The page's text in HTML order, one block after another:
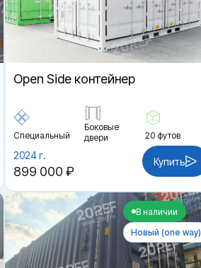
Open Side контейнер
Специальный
Боковые
двери
20 футов
2024 г.
899 000 ₽
Купить
В наличии
Новый (one way)